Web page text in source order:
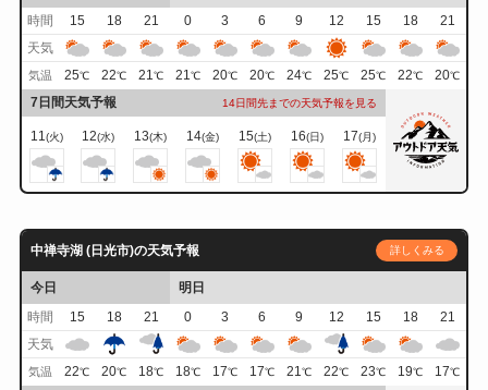
時間
15 18 21 0 3 6 9 12 15 18
21
天気
気温 25℃ 22℃ 21℃ 21℃ 20℃ 20℃ 24℃ 25℃ 25℃ 22℃ 20℃
7日間天気予報 14日間先までの天気予報を見る
11(火) 12(水) 13(木) 14(金) 15(土) 16(日) 17(月)
中禅寺湖 (日光市)の天気予報 詳しくみる
今日
明日
時間
15 18 21 0 3 6 9 12 15 18
21
天気
気温 22℃ 20℃ 18℃ 18℃ 17℃ 17℃ 21℃ 22℃ 23℃ 19℃ 17℃